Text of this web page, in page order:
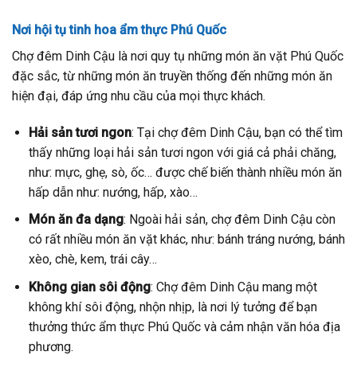
Nơi hội tụ tinh hoa ẩm thực Phú Quốc
Chợ đêm Dinh Cậu là nơi quy tụ những món ăn vặt Phú Quốc
đặc sắc, từ những món ăn truyền thống đến những món ăn
hiện đại, đáp ứng nhu cầu của mọi thực khách.
Hải sản tươi ngon: Tại chợ đêm Dinh Cậu, bạn có thể tìm
thấy những loại hải sản tươi ngon với giá cả phải chăng,
như: mực, ghẹ, sò, ốc… được chế biến thành nhiều món ăn
hấp dẫn như: nướng, hấp, xào…
Món ăn đa dạng: Ngoài hải sản, chợ đêm Dinh Cậu còn
có rất nhiều món ăn vặt khác, như: bánh tráng nướng, bánh
xèo, chè, kem, trái cây…
Không gian sôi động: Chợ đêm Dinh Cậu mang một
không khí sôi động, nhộn nhịp, là nơi lý tưởng để bạn
thưởng thức ẩm thực Phú Quốc và cảm nhận văn hóa địa
phương.